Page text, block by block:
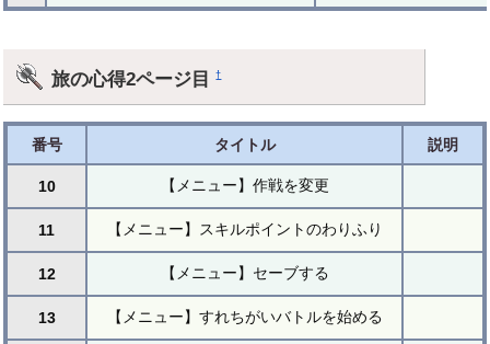
旅の心得2ページ目†
番号 タイトル 説明
10 【メニュー】作戦を変更
11 【メニュー】スキルポイントのわりふり
12 【メニュー】セーブする
13 【メニュー】すれちがいバトルを始める